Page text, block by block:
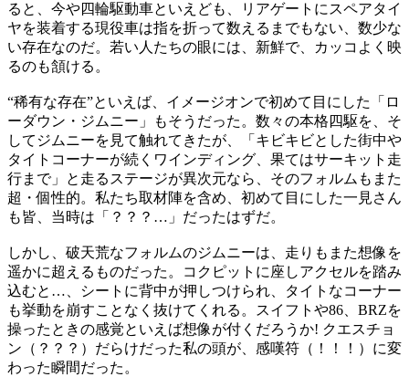
ると、今や四輪駆動車といえども、リアゲートにスペアタイ
ヤを装着する現役車は指を折って数えるまでもない、数少な
い存在なのだ。若い人たちの眼には、新鮮で、カッコよく映
るのも頷ける。
“稀有な存在”といえば、イメージオンで初めて目にした「ロ
ーダウン・ジムニー」もそうだった。数々の本格四駆を、そ
してジムニーを見て触れてきたが、「キビキビとした街中や
タイトコーナーが続くワインディング、果てはサーキット走
行まで」と走るステージが異次元なら、そのフォルムもまた
超・個性的。私たち取材陣を含め、初めて目にした一見さん
も皆、当時は「？？？…」だったはずだ。
しかし、破天荒なフォルムのジムニーは、走りもまた想像を
遥かに超えるものだった。コクピットに座しアクセルを踏み
込むと…、シートに背中が押しつけられ、タイトなコーナー
も挙動を崩すことなく抜けてくれる。スイフトや86、BRZを
操ったときの感覚といえば想像が付くだろうか! クエスチョ
ン（？？？）だらけだった私の頭が、感嘆符（！！！）に変
わった瞬間だった。